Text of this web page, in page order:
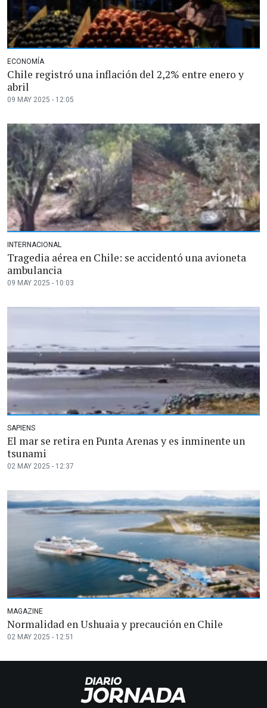
ECONOMÍA
Chile registró una inflación del 2,2% entre enero y
abril
09 MAY 2025 - 12:05
INTERNACIONAL
Tragedia aérea en Chile: se accidentó una avioneta
ambulancia
09 MAY 2025 - 10:03
SAPIENS
El mar se retira en Punta Arenas y es inminente un
tsunami
02 MAY 2025 - 12:37
MAGAZINE
Normalidad en Ushuaia y precaución en Chile
02 MAY 2025 - 12:51